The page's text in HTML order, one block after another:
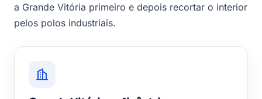
a Grande Vitória primeiro e depois recortar o interior
pelos polos industriais.